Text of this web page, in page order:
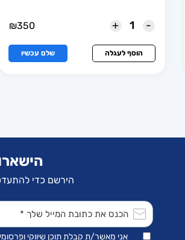
-
+
₪350
הוסף לעגלה שלם עכשיו
הירשם כדי
אני מאשר/ת קבלת תוכן שיווקי